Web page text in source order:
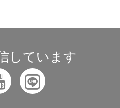
しています